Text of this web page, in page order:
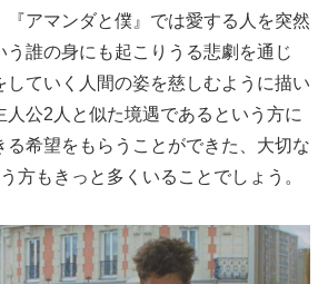
『アマンダと僕』では愛する人を突然
う誰の身にも起こりうる悲劇を通じ
していく人間の姿を慈しむように描い
人公2人と似た境遇であるという方に
る希望をもらうことができた、大切な
方もきっと多くいることでしょう。